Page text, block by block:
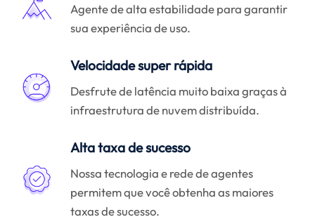
Agente de alta estabilidade para garantir
sua experiência de uso.
Velocidade super rápida
Desfrute de latência muito baixa graças à
infraestrutura de nuvem distribuída.
Alta taxa de sucesso
Nossa tecnologia e rede de agentes
permitem que você obtenha as maiores
taxas de sucesso.